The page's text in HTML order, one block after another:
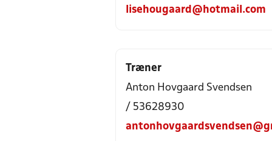
lisehougaard@hotmail.com
Træner
Anton Hovgaard Svendsen
/ 53628930